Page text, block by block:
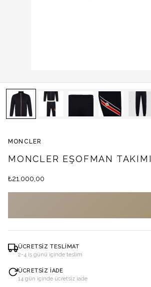
MONCLER
MONCLER EŞOFMAN TAKIMI
₺21.000,00
ÜCRETSIZ TESLIMAT
2-4 iş günü içinde teslim
ÜCRETSIZ İADE
14 gün içinde ücretsiz iade